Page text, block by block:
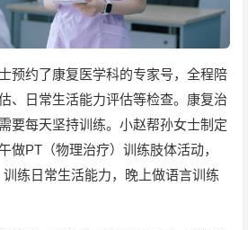
预约了康复医学科的专家号，全程陪
、日常生活能力评估等检查。康复治
要每天坚持训练。小赵帮孙女士制定
做PT（物理治疗）训练肢体活动，
练日常生活能力，晚上做语言训练